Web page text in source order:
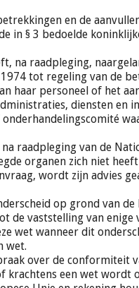
en de
in § 3 bedoelde
na raadpleging,
tot regeling van de
haar personeel of het
diensten en
raadpleging van de
organen zich niet
wordt zijn advies
op grond van de
de vaststelling van enige
wet wanneer dit
wet.
over de conformiteit
krachtens een wet wordt